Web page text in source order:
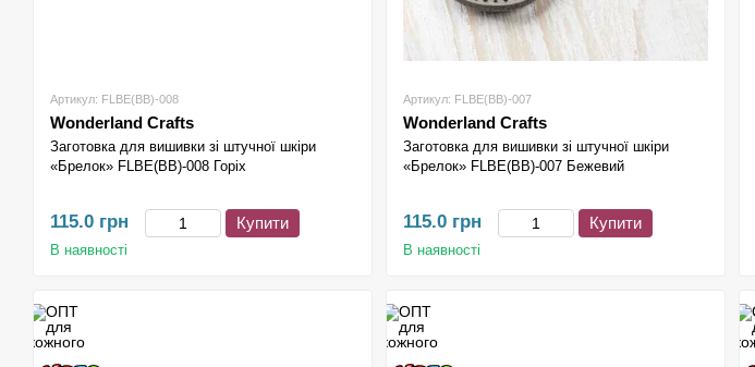
Артикул: FLBE(BB)-008
Wonderland Crafts
Заготовка для вишивки зі штучної шкіри
«Брелок» FLBE(BB)-008 Горіх
115.0 грн Купити
В наявності
Артикул: FLBE(BB)-007
Wonderland Crafts
Заготовка для вишивки зі штучної шкіри
«Брелок» FLBE(BB)-007 Бежевий
115.0 грн Купити
В наявності